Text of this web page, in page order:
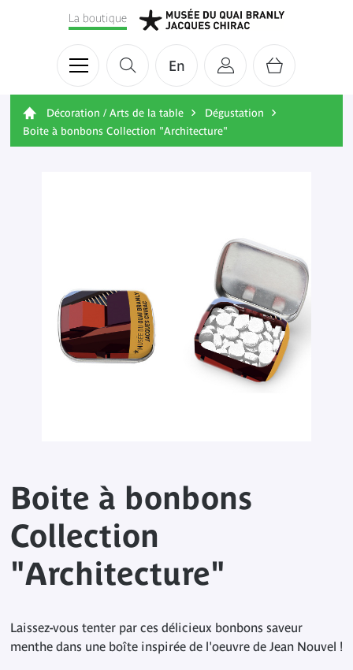
En
La boutique
Décoration / Arts de la table
Dégustation
Boite à bonbons Collection "Architecture"
Boite à bonbons
Collection
"Architecture"
Laissez-vous tenter par ces délicieux bonbons saveur
menthe dans une boîte inspirée de l'oeuvre de Jean Nouvel !